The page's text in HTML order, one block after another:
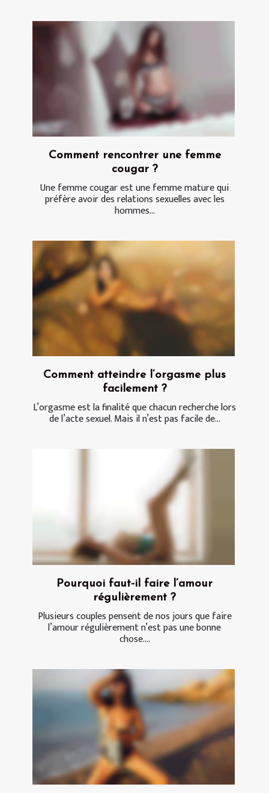
Comment rencontrer une femme
cougar ?
Une femme cougar est une femme mature qui
préfère avoir des relations sexuelles avec les
hommes...
Comment atteindre l’orgasme plus
facilement ?
L’orgasme est la finalité que chacun recherche lors
de l’acte sexuel. Mais il n’est pas facile de...
Pourquoi faut-il faire l’amour
régulièrement ?
Plusieurs couples pensent de nos jours que faire
l’amour régulièrement n’est pas une bonne
chose....